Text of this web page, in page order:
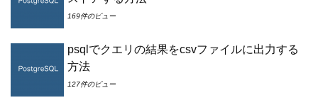
169件のビュー
psqlでクエリの結果をcsvファイルに出力する
方法
127件のビュー